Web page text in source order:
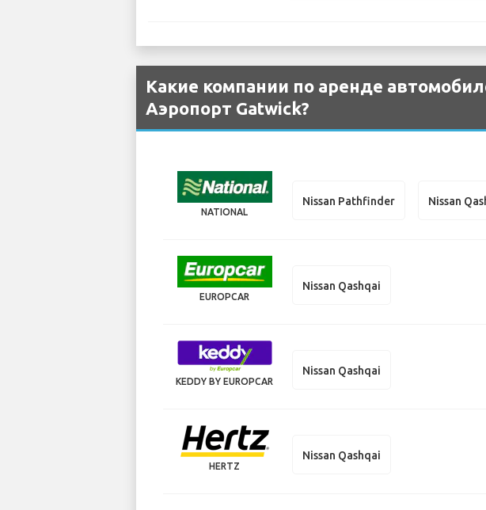
Какие компании по аренде
Аэропорт Gatwick?
NATIONAL
Nissan Pathfinder Nissan
EUROPCAR
Nissan Qashqai
KEDDY BY EUROPCAR
Nissan Qashqai
HERTZ
Nissan Qashqai